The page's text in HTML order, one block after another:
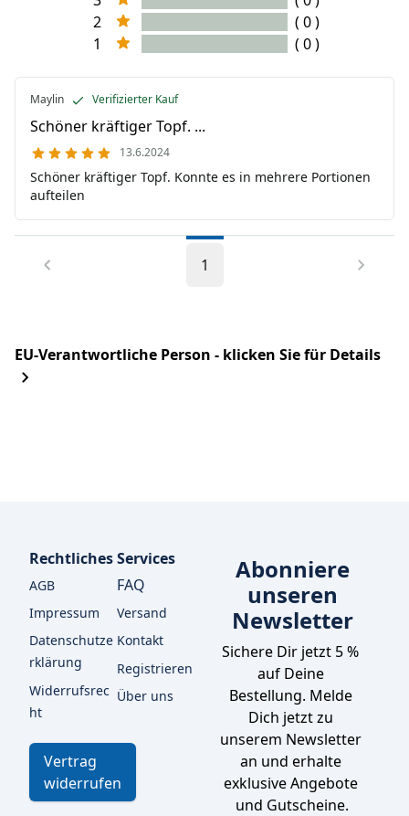
2
( 0 )
1
( 0 )
Maylin Verifizierter Kauf
Schöner kräftiger Topf. ...
13.6.2024
Schöner kräftiger Topf. Konnte es in mehrere Portionen
aufteilen
1
EU-Verantwortliche Person - klicken Sie für Details
Rechtliches
AGB
Impressum
Datenschutze
rklärung
Widerrufsrec
ht
Vertrag
widerrufen
Services
FAQ
Versand
Kontakt
Registrieren
Über uns
Abonniere
unseren
Newsletter
Sichere Dir jetzt 5 %
auf Deine
Bestellung. Melde
Dich jetzt zu
unserem Newsletter
an und erhalte
exklusive Angebote
und Gutscheine.